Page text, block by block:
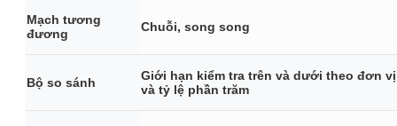
Mạch tương
đương
Chuỗi, song song
Bộ so sánh
Giới hạn kiểm tra trên và dưới theo đơn vị
và tỷ lệ phần trăm